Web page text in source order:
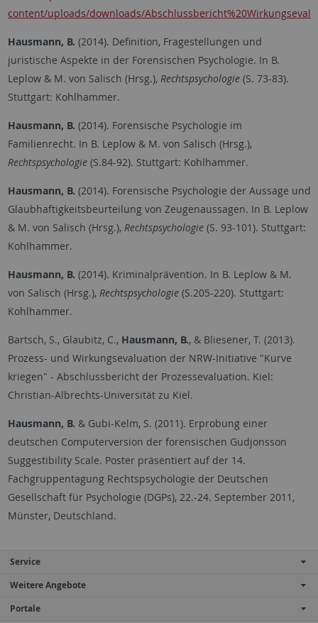
content/uploads/downloads/
Hausmann, B. (2014). Definition, Fragestellungen und
juristische Aspekte in der Forensischen Psychologie. In B.
Leplow & M. von Salisch (Hrsg.), Rechtspsychologie(S. 73-83).
Stuttgart: Kohlhammer.
Hausmann, B. (2014). Forensische Psychologie im
Familienrecht. In B. Leplow & M. von Salisch (Hrsg.),
Rechtspsychologie(S.84-92). Stuttgart: Kohlhammer.
Hausmann, B. (2014). Forensische Psychologie der Aussage und
Glaubhaftigkeitsbeurteilung von Zeugenaussagen. In B. Leplow
& M. von Salisch (Hrsg.), Rechtspsychologie(S. 93-101). Stuttgart:
Kohlhammer.
Hausmann, B. (2014). Kriminalprävention. In B. Leplow & M.
von Salisch (Hrsg.), Rechtspsychologie(S.205-220). Stuttgart:
Kohlhammer.
Bartsch, S., Glaubitz, C., Hausmann, B., & Bliesener, T. (2013).
Prozess- und Wirkungsevaluation der NRW-Initiative "Kurve
kriegen" - Abschlussbericht der Prozessevaluation. Kiel:
Christian-Albrechts-Universität zu Kiel.
Hausmann, B. & Gubi-Kelm, S. (2011). Erprobung einer
deutschen Computerversion der forensischen Gudjonsson
Suggestibility Scale. Poster präsentiert auf der 14.
Fachgruppentagung Rechtspsychologie der Deutschen
Gesellschaft für Psychologie (DGPs), 22.-24. September 2011,
Münster, Deutschland.
Service
Weitere Angebote
Portale